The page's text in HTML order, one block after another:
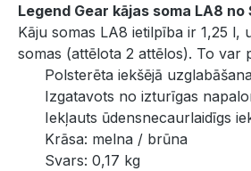
Legend Gear kājas soma LA8
Kāju somas LA8 ietilpība ir 1,25
somas (attēlota 2 attēlos). To var
Polsterēta iekšējā
Izgatavots no izturīgas
Iekļauts ūdensnecaurlaidīgs
Krāsa: melna / brūna
Svars: 0,17 kg